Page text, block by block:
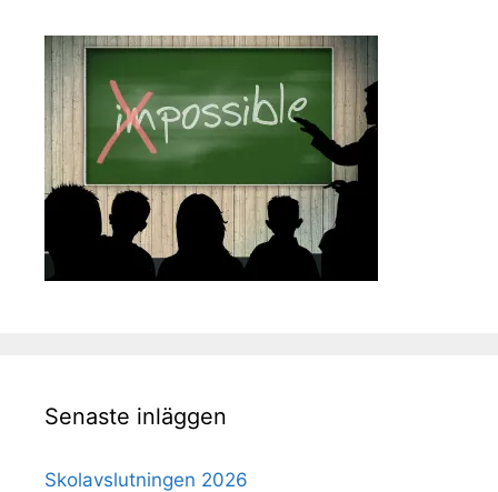
Senaste inläggen
Skolavslutningen 2026